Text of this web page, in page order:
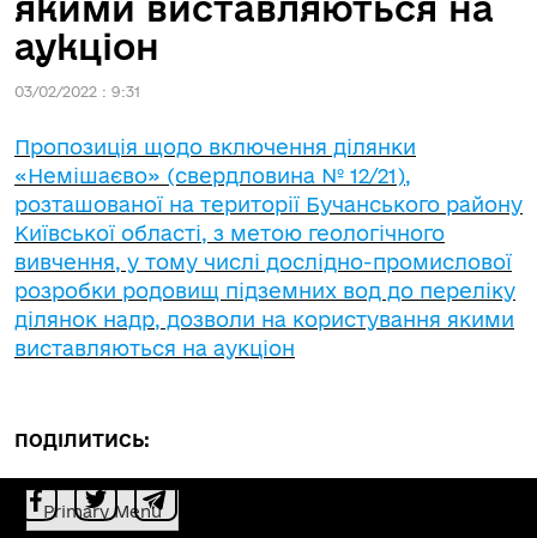
аукціон
03/02/2022 : 9:31
Пропозиція щодо включення ділянки
«Немішаєво» (свердловина № 12/21),
розташованої на території Бучанського району
Київської області, з метою геологічного
вивчення, у тому числі дослідно-промислової
розробки родовищ підземних вод до переліку
ділянок надр, дозволи на користування якими
виставляються на аукціон
ПОДІЛИТИСЬ:
Primary Menu